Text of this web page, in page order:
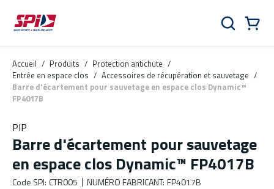
Aller au contenu principal
Skip to menu
Skip to footer
Rechercher
Accueil / Produits / Protection antichute /
Entrée en espace clos / Accessoires de récupération et sauvetage /
Barre d'écartement pour sauvetage en espace clos Dynamic™
FP4017B
PIP
Barre d'écartement pour sauvetage
en espace clos Dynamic™ FP4017B
Code SPI: CTR005 NUMÉRO FABRICANT: FP4017B